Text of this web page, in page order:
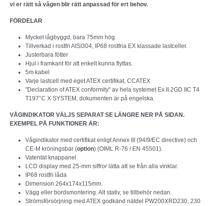
vi er rätt så vågen blir rätt anpassad för ert behov.
FÖRDELAR
Mycket lågbyggd, bara 75mm hög.
Tillverkad i rostfri AISI304, IP68 rostfria EX klassade lastceller.
Justerbara fötter
Hjul i framkant för att enkelt kunna flyttas.
5m kabel
Varje lastcell med eget ATEX certifikat, CCATEX
"Declaration of ATEX conformity" av hela systemet Ex II 2GD IIC T4
T197°C X SYSTEM, dokumenten är på engelska.
VÅGINDIKATOR VÄLJS SEPARAT SE LÄNGRE NER PÅ SIDAN.
EXEMPEL PÅ FUNKTIONER ÄR:
Vågindikator med certifikat enligt Annex III (94/9/EC directive) och
CE-M kröningsbar (option) (OIML R-76 / EN 45501).
Vatentät knappanel
LCD display med 25-mm siffror lätta att se från alla vinklar.
IP68 rostfri låda
Dimension 264x174x115mm.
Vägg eller bordsmontering. Alt stativ, se tillbehör nedan.
Strömsförsörjning med ATEX godkänd nätdel PW200XRD230, 230